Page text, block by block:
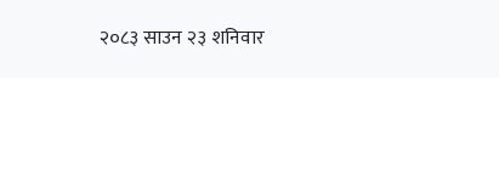
२०८३ साउन २३ शनिवार